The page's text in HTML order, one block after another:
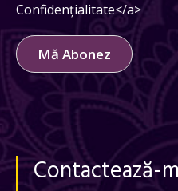
Confidențialitate</a>
Mă Abonez
Contactează-